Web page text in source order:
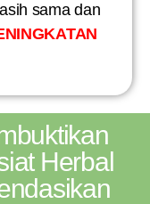
sama dan
Herbal